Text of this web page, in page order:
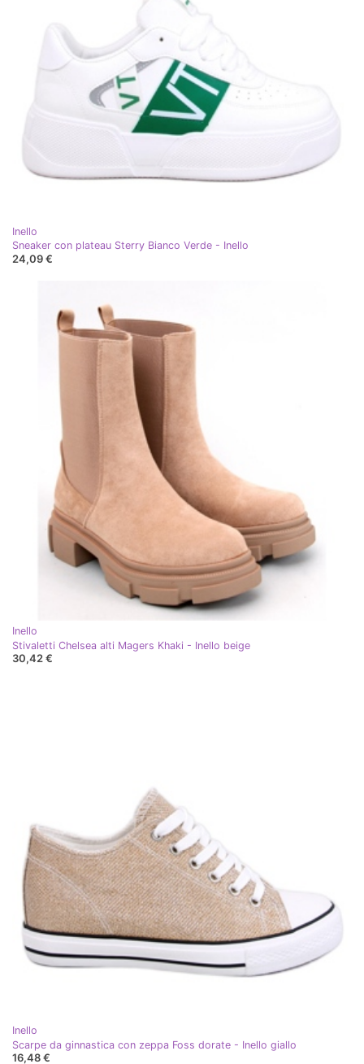
Inello
Sneaker con plateau Sterry Bianco Verde - Inello
24,09 €
Inello
Stivaletti Chelsea alti Magers Khaki - Inello beige
30,42 €
Inello
Scarpe da ginnastica con zeppa Foss dorate - Inello giallo
16,48 €